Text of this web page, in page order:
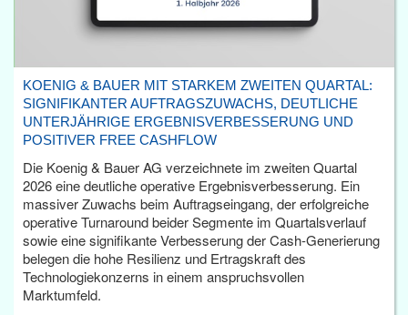
KOENIG & BAUER MIT STARKEM ZWEITEN QUARTAL:
SIGNIFIKANTER AUFTRAGSZUWACHS, DEUTLICHE
UNTERJÄHRIGE ERGEBNISVERBESSERUNG UND
POSITIVER FREE CASHFLOW
Die Koenig & Bauer AG verzeichnete im zweiten Quartal
2026 eine deutliche operative Ergebnisverbesserung. Ein
massiver Zuwachs beim Auftragseingang, der erfolgreiche
operative Turnaround beider Segmente im Quartalsverlauf
sowie eine signifikante Verbesserung der Cash-Generierung
belegen die hohe Resilienz und Ertragskraft des
Technologiekonzerns in einem anspruchsvollen
Marktumfeld.